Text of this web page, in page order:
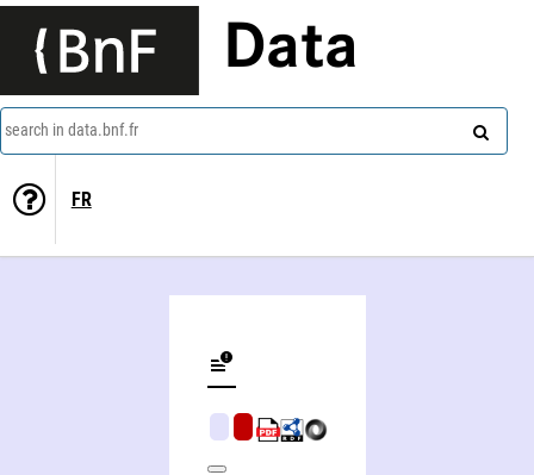
Data
search in data.bnf.fr
FR